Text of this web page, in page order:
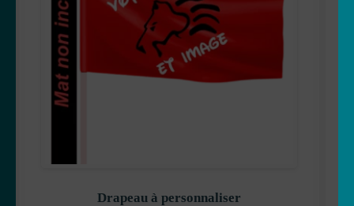
Drapeau à personnaliser